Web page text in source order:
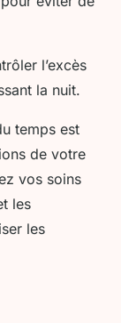
l’excès
la nuit.
temps est
de votre
vos soins
les
les